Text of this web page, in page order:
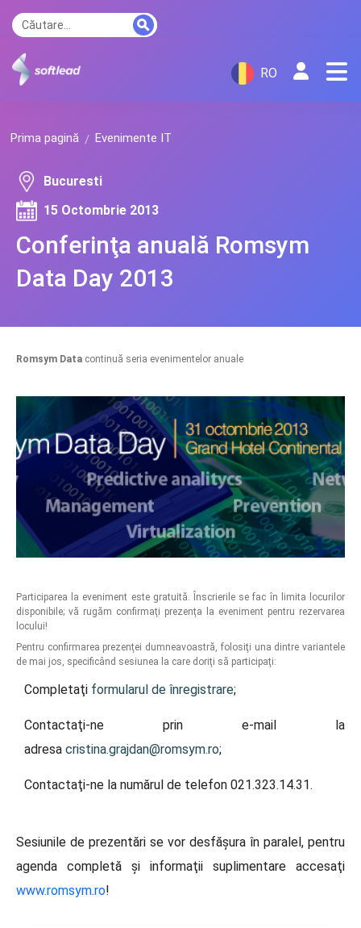
RO
Prima pagină Evenimente IT
Conferinţa anuală Romsym
Data Day 2013
Bucuresti
15 Octombrie 2013
Romsym Data continuă seria evenimentelor anuale
Participarea la eveniment este gratuită. Înscrierile se fac în limita locurilor
disponibile; vă rugăm confirmaţi prezenţa la eveniment pentru rezervarea
locului!
Pentru confirmarea prezenţei dumneavoastră, folosiţi una dintre variantele
de mai jos, specificând sesiunea la care doriţi să participaţi:
Completaţi formularul de înregistrare;
Contactaţi-ne prin e-mail la
adresa cristina.grajdan@romsym.ro;
Contactaţi-ne la numărul de telefon 021.323.14.31.
Sesiunile de prezentări se vor desfăşura în paralel, pentru
agenda completă şi informaţii suplimentare accesaţi
www.romsym.ro!